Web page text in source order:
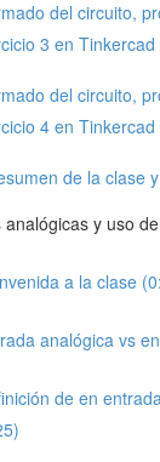
del circuito,
3 en Tinkercad
del circuito,
4 en Tinkercad
de la clase
y uso
a la clase
analógica vs
de en